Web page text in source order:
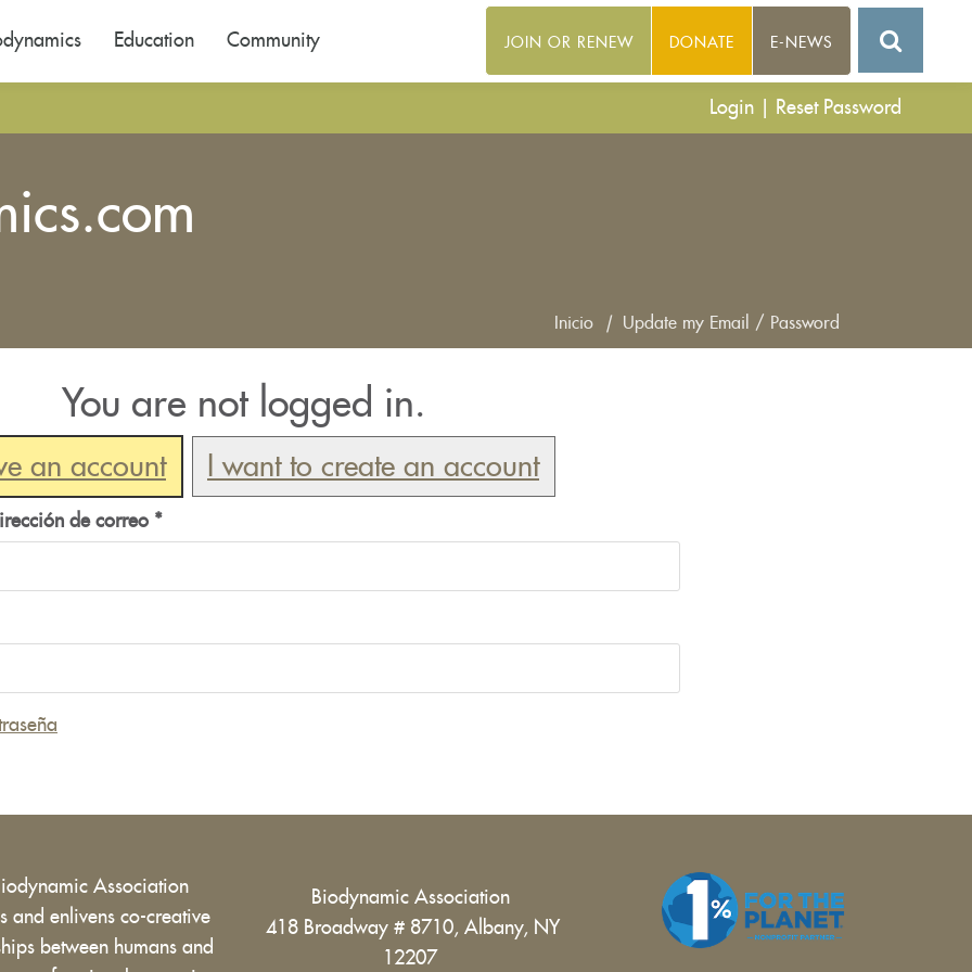
Login Reset Password
Education Community JOIN OR RENEW DONATE E-NEWS
Inicio | Update my Email / Password
You are not logged in.
an account I want to create an account
de correo *
Association
and enlivens co-creative
between humans and
Biodynamic Association
418 Broadway # 8710, Albany, NY
12207